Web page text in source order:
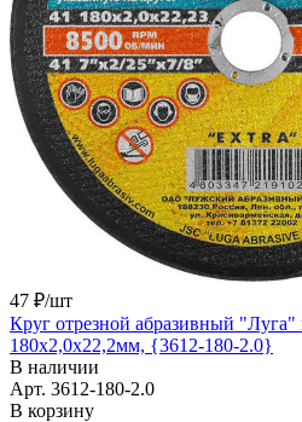
47 ₽/шт
Круг отрезной абразивный
180x2,0x22,2мм, {3612-180-2.0}
В наличии
Арт. 3612-180-2.0
В корзину